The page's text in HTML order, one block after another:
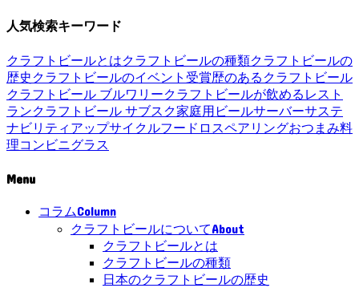
人気検索キーワード
クラフトビールとはクラフトビールの種類クラフトビールの
歴史 クラフトビールのイベント 受賞歴のあるクラフトビール
クラフトビール ブルワリークラフトビールが飲めるレスト
ランクラフトビール サブスク家庭用ビールサーバーサステ
ナビリティ アップサイクルフードロスペアリングおつまみ料
理コンビニグラス
Menu
コラムColumn
クラフトビールについてAbout
クラフトビールとは
クラフトビールの種類
日本のクラフトビールの歴史